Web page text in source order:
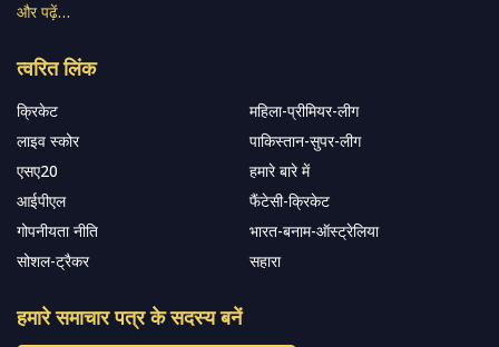
और पढ़ें…
त्वरित लिंक
क्रिकेट
महिला-प्रीमियर-लीग
लाइव स्कोर
पाकिस्तान-सुपर-लीग
एसए20
हमारे बारे में
आईपीएल
फैंटेसी-क्रिकेट
गोपनीयता नीति
भारत-बनाम-ऑस्ट्रेलिया
सोशल-ट्रैकर
सहारा
हमारे समाचार पत्र के सदस्य बनें